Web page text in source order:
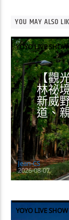
YOU MAY ALSO
YOYO LIVE SHOW
【觀
林祕
新威
道、
Jean-CS
2026-08-07
YOYO LIVE SHOW